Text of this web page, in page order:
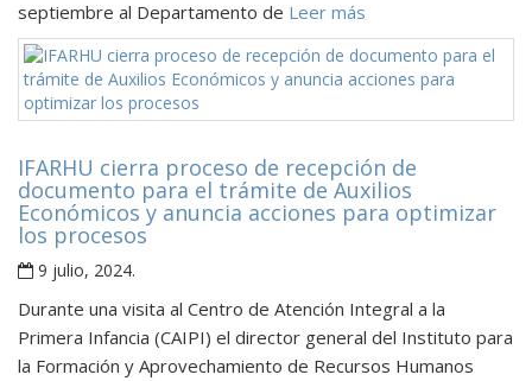
septiembre al Departamento de Leer más
IFARHU cierra proceso de recepción de
documento para el trámite de Auxilios
Económicos y anuncia acciones para optimizar
los procesos
9 julio, 2024.
Durante una visita al Centro de Atención Integral a la
Primera Infancia (CAIPI) el director general del Instituto para
la Formación y Aprovechamiento de Recursos Humanos